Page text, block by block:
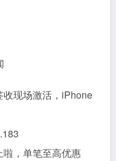
现场激活，iPhone
，单笔至高优惠